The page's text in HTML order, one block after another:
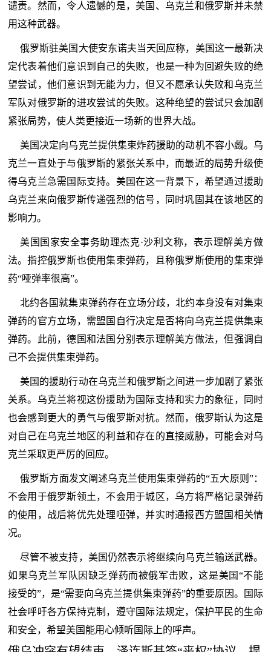
谴责。然而，令人遗憾的是，美国、乌克兰和俄罗斯并未禁
用这种武器。
俄罗斯驻美国大使安东诺夫当天回应称，美国这一最新决
定代表着他们意识到自己的失败，也是一种为回避失败的绝
望尝试，他们意识到无能为力，但又不愿承认失败和乌克兰
军队对俄罗斯的进攻尝试的失败。这种绝望的尝试只会加剧
紧张局势，使人类更接近一场新的世界大战。
美国决定向乌克兰提供集束炸药援助的动机不容小觑。乌
克兰一直处于与俄罗斯的紧张关系中，而最近的局势升级使
得乌克兰急需国际支持。美国在这一背景下，希望通过援助
乌克兰来向俄罗斯传递强烈的信号，同时巩固其在该地区的
影响力。
美国国家安全事务助理杰克·沙利文称，表示理解美方做
法。指控俄罗斯也使用集束弹药，且称俄罗斯使用的集束弹
药“哑弹率很高”。
北约各国就集束弹药存在立场分歧，北约本身没有对集束
弹药的官方立场，需盟国自行决定是否将向乌克兰提供集束
弹药。此前，德国和法国分别表示理解美方做法，但强调自
己不会提供集束弹药。
美国的援助行动在乌克兰和俄罗斯之间进一步加剧了紧张
关系。乌克兰将视这份援助为国际支持和实力的象征，同时
也会感到更大的勇气与俄罗斯对抗。然而，俄罗斯认为这是
对自己在乌克兰地区的利益和存在的直接威胁，可能会对乌
克兰采取更严厉的回应。
俄罗斯方面发文阐述乌克兰使用集束弹药的“五大原则”：
不会用于俄罗斯领土，不会用于城区，乌方将严格记录弹药
的使用，战后将优先处理哑弹，并实时通报西方盟国相关情
况。
尽管不被支持，美国仍然表示将继续向乌克兰输送武器。
如果乌克兰军队因缺乏弹药而被俄军击败，这是美国“不能
接受的”，是“需要向乌克兰提供集束弹药”的重要原因。国际
社会呼吁各方保持克制，遵守国际法规定，保护平民的生命
和安全，希望美国能用心倾听国际上的呼声。